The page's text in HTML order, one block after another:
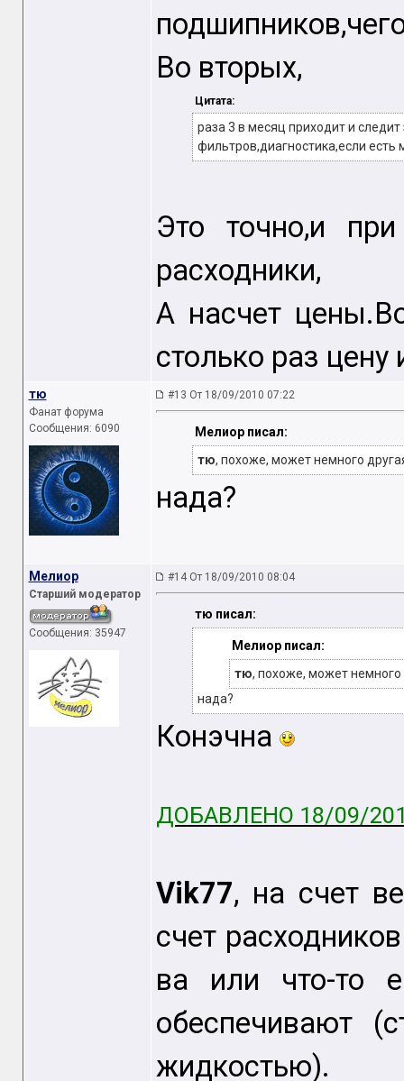
Во вторых,
Цитата:
раза 3 в месяц приходит и
фильтров,диагностика,если
Это точно,и
расходники,
А насчет
столько раз
тю
Фанат форума
Сообщения: 6090
#13 От 18/09/2010 07:22
Мелиор писал:
тю, похоже, может немного
нада?
Мелиор
Старший модератор
Сообщения: 35947
#14 От 18/09/2010 08:04
тю писал:
Мелиор писал:
тю, похоже, может
нада?
Конэчна
ДОБАВЛЕНО 18/09/
Vik77, на счет
счет
ва или что-то
обеспечивают
жидкостью).